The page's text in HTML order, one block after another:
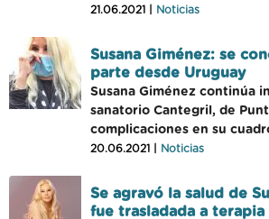
21.06.2021 | Noticias
Susana Giménez: se
parte desde Uruguay
Susana Giménez continúa
sanatorio Cantegril, de
complicaciones en su
20.06.2021 | Noticias
Se agravó la salud de
fue trasladada a